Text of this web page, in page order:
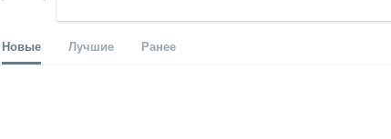
Новые Лучшие Ранее